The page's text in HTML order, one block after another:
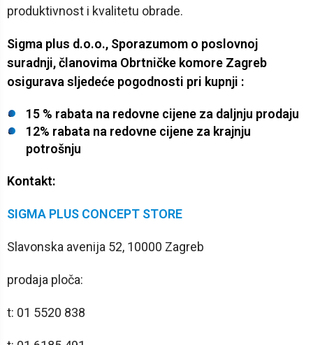
produktivnost i kvalitetu obrade.
Sigma plus d.o.o., Sporazumom o poslovnoj
suradnji, članovima Obrtničke komore Zagreb
osigurava sljedeće pogodnosti pri kupnji :
15 % rabata na redovne cijene za daljnju prodaju
12% rabata na redovne cijene za krajnju
potrošnju
Kontakt:
SIGMA PLUS CONCEPT STORE
Slavonska avenija 52, 10000 Zagreb
prodaja ploča:
t: 01 5520 838